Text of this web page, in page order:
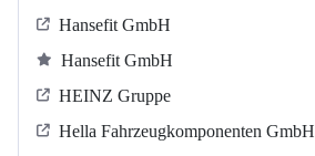
Hansefit GmbH
Hansefit GmbH
HEINZ Gruppe
Hella Fahrzeugkomponenten GmbH